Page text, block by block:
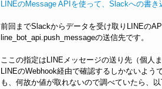
LINEのMessage APIを使って、Slackへの書き
前回までSlackからデータを受け取りLINEの
line_bot_api.push_messageの送信先です。
ここの指定はLINEメッセージの送り先（個人
LINEのWebhook経由で確認するしかないよ
も、何故か値が取れないので調べていたら、以